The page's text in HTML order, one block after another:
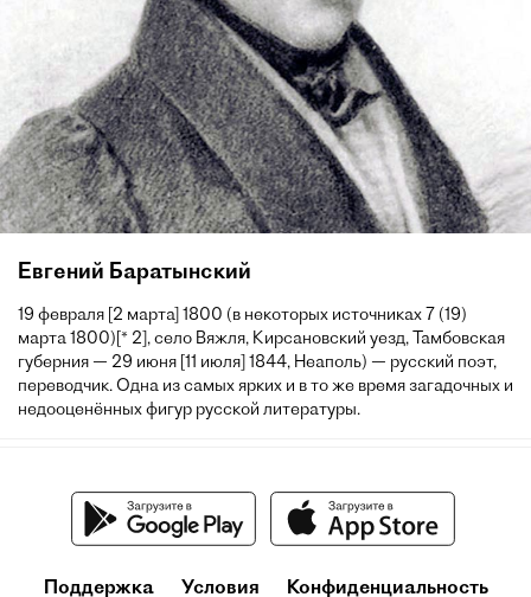
Евгений Баратынский
19 февраля [2 марта] 1800 (в некоторых источниках 7 (19)
марта 1800)[* 2], село Вяжля, Кирсановский уезд, Тамбовская
губерния — 29 июня [11 июля] 1844, Неаполь) — русский поэт,
переводчик. Одна из самых ярких и в то же время загадочных и
недооценённых фигур русской литературы.
Поддержка Условия Конфиденциальность